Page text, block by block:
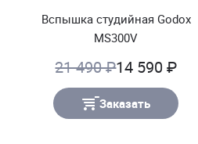
Вспышка студийная Godox
MS300V
21 490 ₽14 590 ₽
Заказать